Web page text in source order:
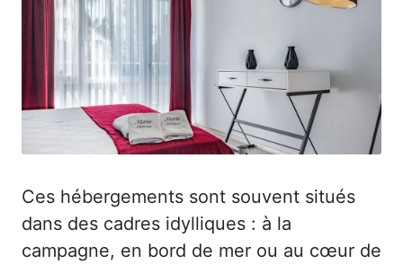
Ces hébergements sont souvent situés
dans des cadres idylliques : à la
campagne, en bord de mer ou au cœur de